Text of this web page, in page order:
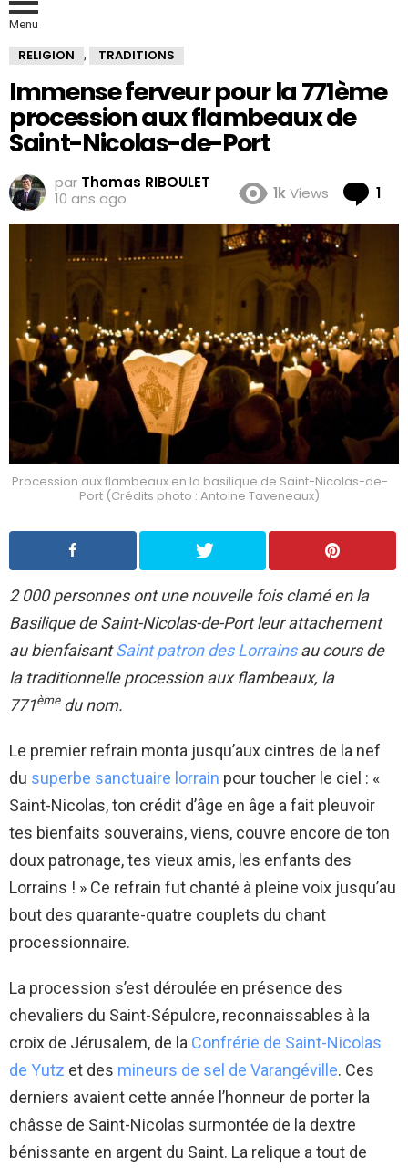
Menu
RELIGION , TRADITIONS
Immense ferveur pour la 771ème
procession aux flambeaux de
Saint-Nicolas-de-Port
par Thomas RIBOULET
10 ans ago
1kViews 1
Procession aux flambeaux en la basilique de Saint-Nicolas-de-
Port (Crédits photo : Antoine Taveneaux)
2 000 personnes ont une nouvelle fois clamé en la
Basilique de Saint-Nicolas-de-Port leur attachement
au bienfaisantSaint patron des Lorrainsau cours de
la traditionnelle procession aux flambeaux, la
771èmedu nom.
Le premier refrain monta jusqu’aux cintres de la nef
du superbe sanctuaire lorrain pour toucher le ciel : «
Saint-Nicolas, ton crédit d’âge en âge a fait pleuvoir
tes bienfaits souverains, viens, couvre encore de ton
doux patronage, tes vieux amis, les enfants des
Lorrains ! » Ce refrain fut chanté à pleine voix jusqu’au
bout des quarante-quatre couplets du chant
processionnaire.
La procession s’est déroulée en présence des
chevaliers du Saint-Sépulcre, reconnaissables à la
croix de Jérusalem, de la Confrérie de Saint-Nicolas
de Yutz et des mineurs de sel de Varangéville. Ces
derniers avaient cette année l’honneur de porter la
châsse de Saint-Nicolas surmontée de la dextre
bénissante en argent du Saint. La relique a tout de